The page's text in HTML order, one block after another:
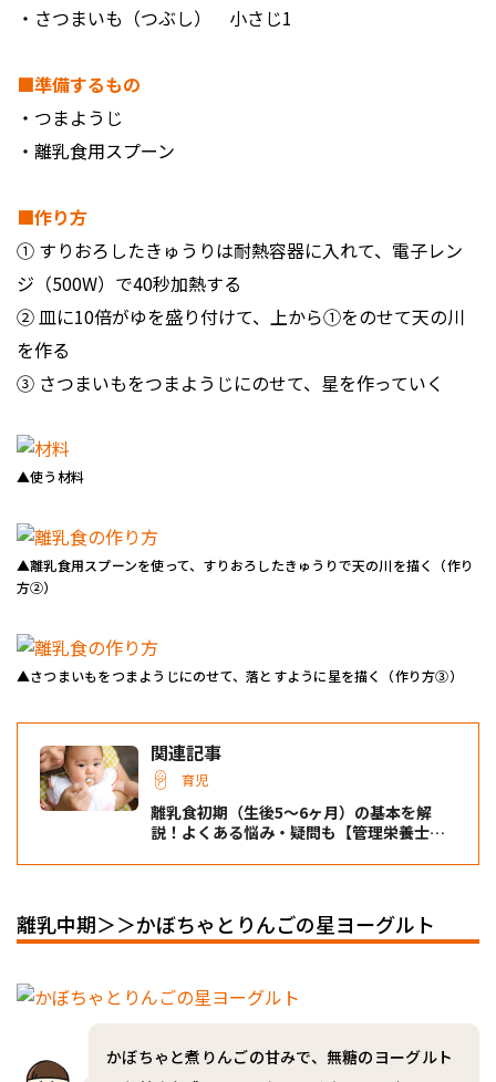
・さつまいも（つぶし） 小さじ1
■準備するもの
・つまようじ
・離乳食用スプーン
■作り方
① すりおろしたきゅうりは耐熱容器に入れて、電子レン
ジ（500W）で40秒加熱する
② 皿に10倍がゆを盛り付けて、上から①をのせて天の川
を作る
③ さつまいもをつまようじにのせて、星を作っていく
▲使う材料
▲離乳食用スプーンを使って、すりおろしたきゅうりで天の川を描く（作り
方②）
▲さつまいもをつまようじにのせて、落とすように星を描く（作り方③）
関連記事
育児
離乳食初期（生後5〜6ヶ月）の基本を解
説！よくある悩み・疑問も【管理栄養士監
離乳中期＞＞かぼちゃとりんごの星ヨーグルト
かぼちゃと煮りんごの甘みで、無糖のヨーグルト